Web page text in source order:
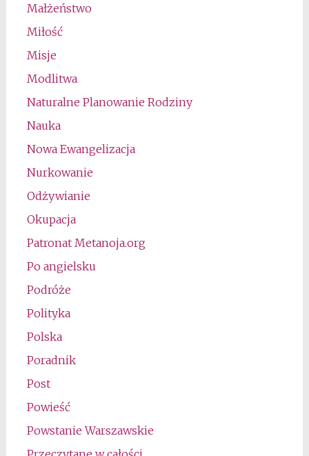
Małżeństwo
Miłość
Misje
Modlitwa
Naturalne Planowanie Rodziny
Nauka
Nowa Ewangelizacja
Nurkowanie
Odżywianie
Okupacja
Patronat Metanoja.org
Po angielsku
Podróże
Polityka
Polska
Poradnik
Post
Powieść
Powstanie Warszawskie